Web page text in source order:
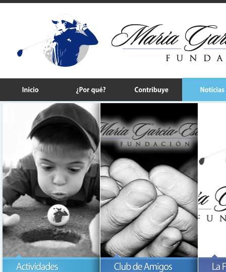
Participa con la Fundación María